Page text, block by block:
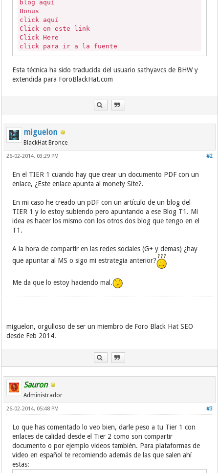
http://www.ibuddiez.com/ 1
http://www.findmet.in.th/ 1
http://minnaram.com/ 1
http://automo.to/ 1
http://www.nigeriaconnect.com/ 1
http://www.socialnapoli.it/ 1
http://rapgr8ness.com/ 1
http://www.psydonym.de/ 1
http://thevloggity.com/ 1
http://successfulloserclub.com/ 1
http://intro.ws/ 1
http://networkpakistan.com/ 1
http://pointpc.net/ 1
blog aquí
Bonus
click aquí
Click en este link
Click Here
click para ir a la fuente
Clickando aquí
Consigue Más Información
contenido de utilidad
Dale un vistazo
Decubre más
descubre más
descubrelo
descubrelo aquí
Encuentra Más Aquí
encuentralo aquí
esta web
este web
Fuente
fuente de utilidad
Fuente del artículo
haz click en esto
haz click para ir a la fuente
haz click para ir a la referencia
haz click para leer más
Info adicional
ir a mi página
ir allí
Lectura recomendada
Lee el artículo completo
lee esto
Lee más
Lee mas Aquí
leer aquí
leer más
link
link al blog
link al sitio
link importante
link útil
Esta técnica ha sido traducida del usuario sathyavcs de BHW y
extendida para ForoBlackHat.com
miguelon
BlackHat Bronce
#2
26-02-2014, 03:29 PM
En el TIER 1 cuando hay que crear un documento PDF con un
enlace, ¿Este enlace apunta al monety Site?.
En mi caso he creado un pDF con un artículo de un blog del
TIER 1 y lo estoy subiendo pero apuntando a ese Blog T1. Mi
idea es hacer los mismo con los otros dos blog que tengo en el
T1.
A la hora de compartir en las redes sociales (G+ y demas) ¿hay
que apuntar al MS o sigo mi estrategia anterior?
Me da que lo estoy haciendo mal.
miguelon, orgulloso de ser un miembro de Foro Black Hat SEO
desde Feb 2014.
Sauron
Administrador
#3
26-02-2014, 05:48 PM
Lo que has comentado lo veo bien, darle peso a tu Tier 1 con
enlaces de calidad desde el Tier 2 como son compartir
documento o por ejemplo videos también. Para plataformas de
video en español te recomiendo además de las que salen ahí
estas: